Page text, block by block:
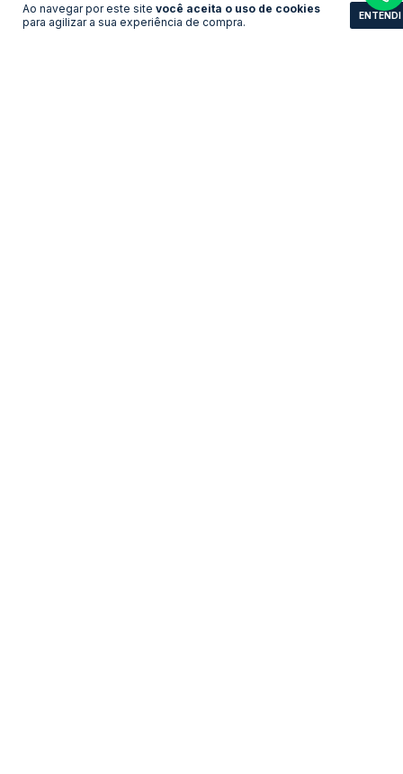
Ao navegar por este site você aceita o uso de cookies
para agilizar a sua experiência de compra.
ENTENDI